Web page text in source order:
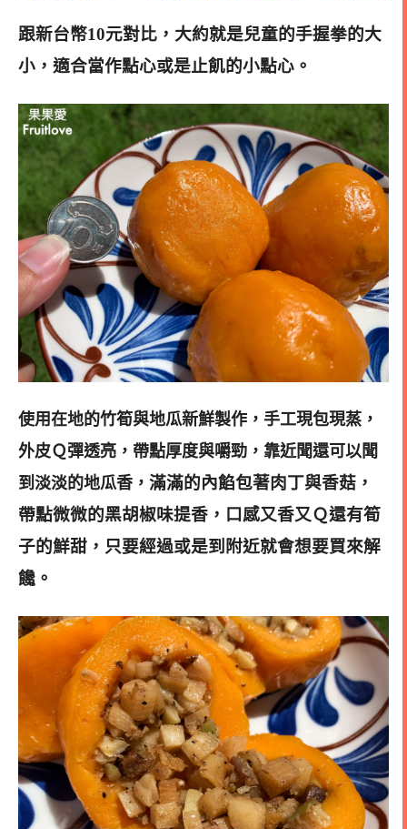
跟新台幣10元對比， 大約就是兒童的手握拳的大
小， 適合當作點心或是止飢的小點心。
使用在地的竹筍與地瓜新鮮製作，手工現包現蒸，
外皮Ｑ彈透亮，帶點厚度與嚼勁，靠近聞還可以聞
到淡淡的地瓜香， 滿滿的內餡包著肉丁與香菇，
帶點微微的黑胡椒味提香，口感又香又Ｑ還有筍
子的鮮甜，只要經過或是到附近就會想要買來解
饞。